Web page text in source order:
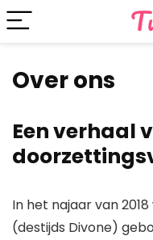
Over ons
Een verhaal
In het najaar van
(destijds Divone)